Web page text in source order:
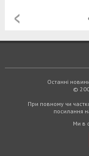
Останні
©
При повному чи
посилання
Ми в